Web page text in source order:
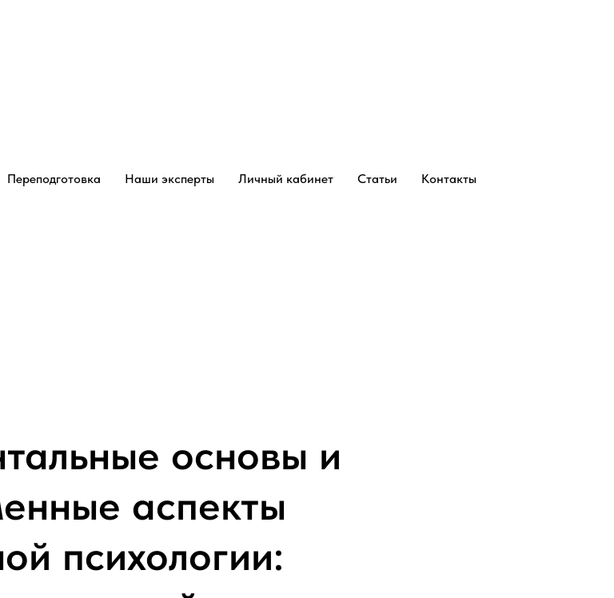
Переподготовка Наши эксперты Личный кабинет Статьи Контакты
основы и
аспекты
психологии: